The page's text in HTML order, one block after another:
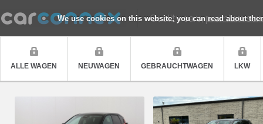
We use cookies on this website, you canread about
Quality cars, premium
ALLE WAGEN NEUWAGEN GEBRAUCHTWAGEN LKW